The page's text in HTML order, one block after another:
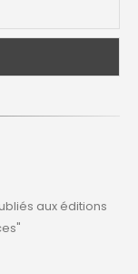
aux éditions